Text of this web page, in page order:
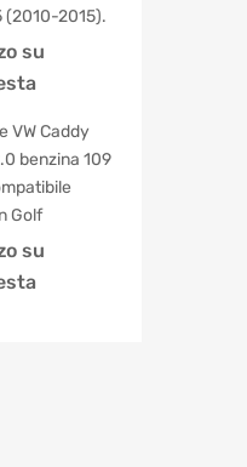
(2010-2015).
su
VW Caddy
benzina 109
Golf
su